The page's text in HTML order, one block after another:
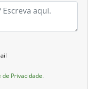
de Privacidade.